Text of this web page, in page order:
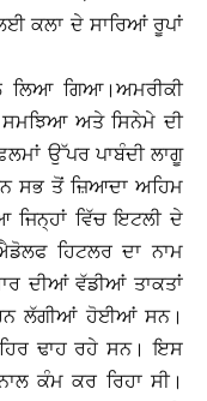
ਕਲਾ ਦੇ ਸਾਰਿਆਂ ਰੂਪਾਂ
ਲਿਆ ਗਿਆ।ਅਮਰੀਕੀ
ਅਤੇ ਸਿਨੇਮੇ ਦੀ
ਉੱਪਰ ਪਾਬੰਦੀ ਲਾਗੂ
ਸਭ ਤੋਂ ਜ਼ਿਆਦਾ ਅਹਿਮ
ਜਿਨ੍ਹਾਂ ਵਿੱਚ ਇਟਲੀ ਦੇ
ਹਿਟਲਰ ਦਾ ਨਾਮ
ਦੀਆਂ ਵੱਡੀਆਂ ਤਾਕਤਾਂ
ਲੱਗੀਆਂ ਹੋਈਆਂ ਸਨ।
ਢਾਹ ਰਹੇ ਸਨ। ਇਸ
ਕੰਮ ਕਰ ਰਿਹਾ ਸੀ।